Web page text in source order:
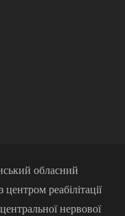
обласний
реабілітації
нервової